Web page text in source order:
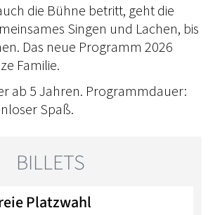
die Bühne betritt, geht die
Singen und Lachen, bis
Das neue Programm 2026
Familie.
ab 5 Jahren. Programmdauer:
Spaß.